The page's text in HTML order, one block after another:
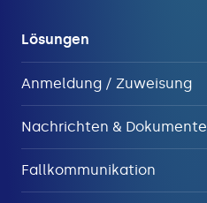
Lösungen
Anmeldung / Zuweisung
Nachrichten & Dokumente
Fallkommunikation